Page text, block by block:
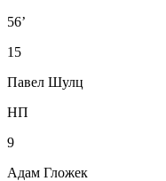
56’
15
Павел Шулц
НП
9
Адам Гложек